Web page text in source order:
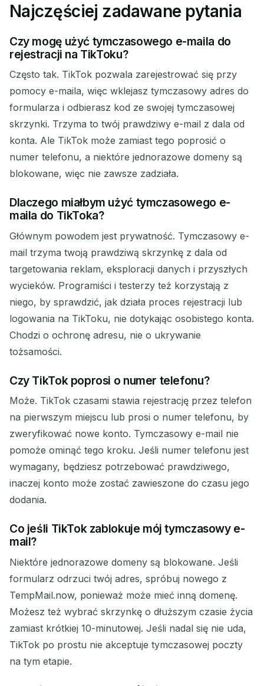
Najczęściej zadawane pytania
Czy mogę użyć tymczasowego e-maila do
rejestracji na TikToku?
Często tak. TikTok pozwala zarejestrować się przy
pomocy e-maila, więc wklejasz tymczasowy adres do
formularza i odbierasz kod ze swojej tymczasowej
skrzynki. Trzyma to twój prawdziwy e-mail z dala od
konta. Ale TikTok może zamiast tego poprosić o
numer telefonu, a niektóre jednorazowe domeny są
blokowane, więc nie zawsze zadziała.
Dlaczego miałbym użyć tymczasowego e-
maila do TikToka?
Głównym powodem jest prywatność. Tymczasowy e-
mail trzyma twoją prawdziwą skrzynkę z dala od
targetowania reklam, eksploracji danych i przyszłych
wycieków. Programiści i testerzy też korzystają z
niego, by sprawdzić, jak działa proces rejestracji lub
logowania na TikToku, nie dotykając osobistego konta.
Chodzi o ochronę adresu, nie o ukrywanie
tożsamości.
Czy TikTok poprosi o numer telefonu?
Może. TikTok czasami stawia rejestrację przez telefon
na pierwszym miejscu lub prosi o numer telefonu, by
zweryfikować nowe konto. Tymczasowy e-mail nie
pomoże ominąć tego kroku. Jeśli numer telefonu jest
wymagany, będziesz potrzebować prawdziwego,
inaczej konto może zostać zawieszone do czasu jego
dodania.
Co jeśli TikTok zablokuje mój tymczasowy e-
mail?
Niektóre jednorazowe domeny są blokowane. Jeśli
formularz odrzuci twój adres, spróbuj nowego z
TempMail.now, ponieważ może mieć inną domenę.
Możesz też wybrać skrzynkę o dłuższym czasie życia
zamiast krótkiej 10-minutowej. Jeśli nadal się nie uda,
TikTok po prostu nie akceptuje tymczasowej poczty
na tym etapie.